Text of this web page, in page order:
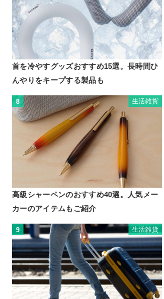
首を冷やすグッズおすすめ15選。長時間ひ
んやりをキープする製品も
8 生活雑貨
高級シャーペンのおすすめ40選。人気メー
カーのアイテムもご紹介
9 生活雑貨